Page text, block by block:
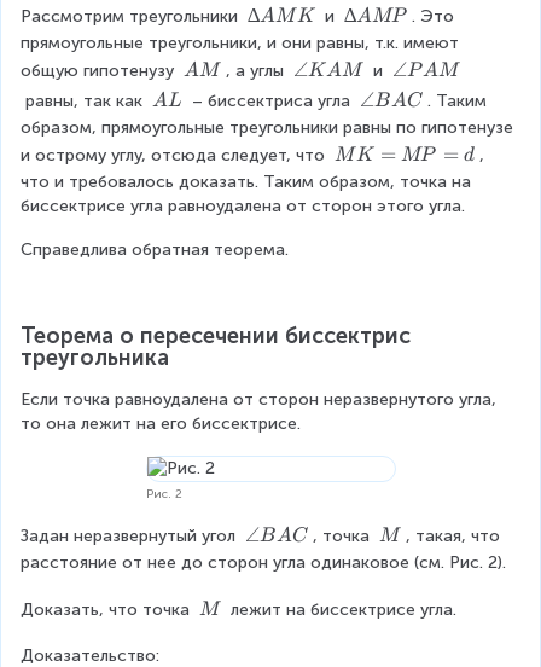
M
K
A
B
M
P
A
C
Рассмотрим треугольники ∆
A
M
K
∆AMK и ∆
A
M
∆AMP . Это
прямоугольные треугольники, и они равны, т.к. имеют
общую гипотенузу \
AM , а углы \
a
e
K
A
∠KAM и \
a
gl
e
P
A
∠PAM
равны, так как \
\
A
AL – биссектриса угла \
a
n
∠BAC . Таким
образом, прямоугольные треугольники равны по гипотенузе
и острому углу, отсюда следует, что M
K
=
MK = MP = d ,
что и требовалось доказать. Таким образом, точка на
биссектрисе угла равноудалена от сторон этого угла.
Справедлива обратная теорема.
Теорема о пересечении биссектрис
треугольника
Если точка равноудалена от сторон неразвернутого угла,
то она лежит на его биссектрисе.
Рис. 2
Задан неразвернутый угол \
a
g
∠BAC , точка \
\
M , такая, что
расстояние от нее до сторон угла одинаковое (см. Рис. 2).
Доказать, что точка \
M лежит на биссектрисе угла.
Доказательство: